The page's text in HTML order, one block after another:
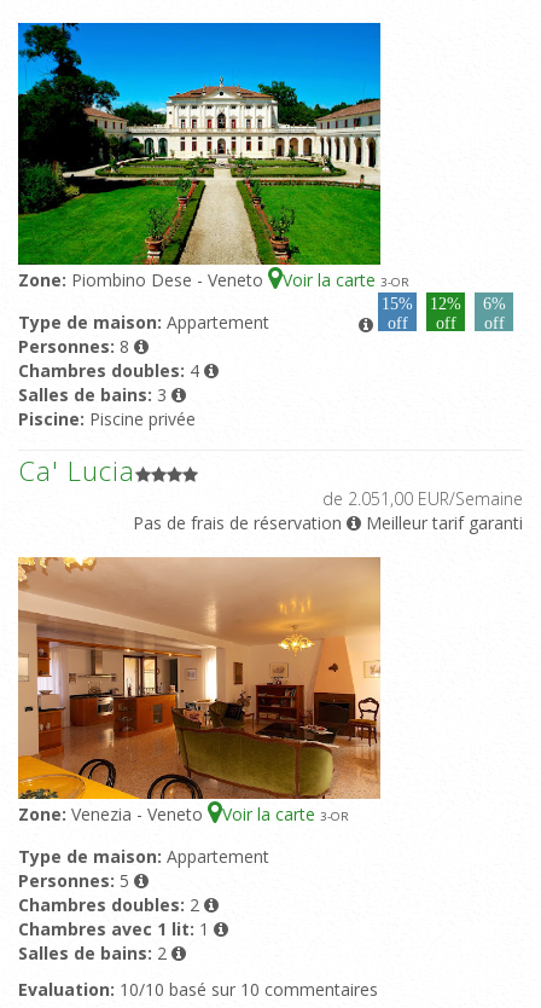
Zone: Piombino Dese - Veneto Voir la carte 3-OR
15%
off
12%
off
6%
off
Type de maison: Appartement
Personnes: 8
Chambres doubles: 4
Salles de bains: 3
Piscine: Piscine privée
Ca' Lucia
de 2.051,00 EUR/Semaine
Pas de frais de réservation
Meilleur tarif garanti
Zone: Venezia - Veneto Voir la carte 3-OR
Type de maison: Appartement
Personnes: 5
Chambres doubles: 2
Chambres avec 1 lit: 1
Salles de bains: 2
Evaluation: 10/10 basé sur 10 commentaires